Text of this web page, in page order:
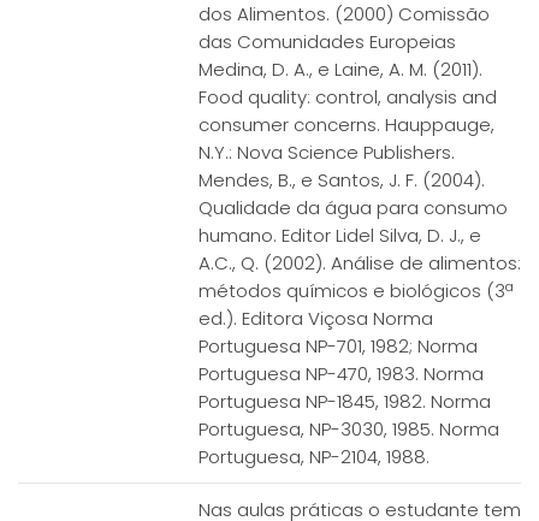
dos Alimentos. (2000) Comissão
das Comunidades Europeias
Medina, D. A., e Laine, A. M. (2011).
Food quality: control, analysis and
consumer concerns. Hauppauge,
N.Y.: Nova Science Publishers.
Mendes, B., e Santos, J. F. (2004).
Qualidade da água para consumo
humano. Editor Lidel Silva, D. J., e
A.C., Q. (2002). Análise de alimentos:
métodos químicos e biológicos (3ª
ed.). Editora Viçosa Norma
Portuguesa NP-701, 1982; Norma
Portuguesa NP-470, 1983. Norma
Portuguesa NP-1845, 1982. Norma
Portuguesa, NP-3030, 1985. Norma
Portuguesa, NP-2104, 1988.
Nas aulas práticas o estudante tem